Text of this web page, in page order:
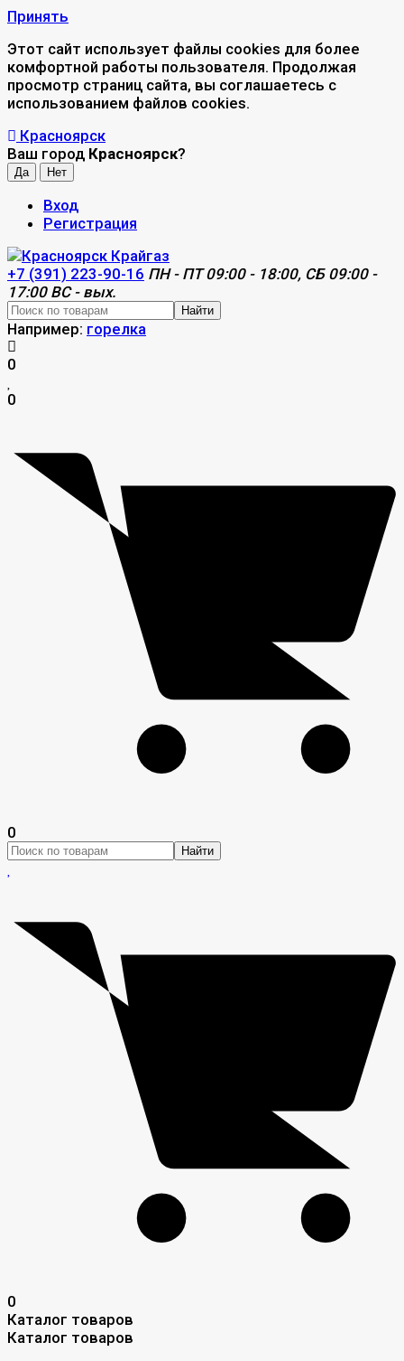
Принять
Этот сайт использует файлы cookies для более
комфортной работы пользователя. Продолжая
просмотр страниц сайта, вы соглашаетесь с
использованием файлов cookies.
Красноярск
Ваш город Красноярск?
Вход
Регистрация
+7 (391) 223-90-16 ПН - ПТ 09:00 - 18:00, СБ 09:00 -
17:00 ВС - вых.
Найти
Например: горелка
0
0
0
Найти
0
Каталог товаров
Каталог товаров